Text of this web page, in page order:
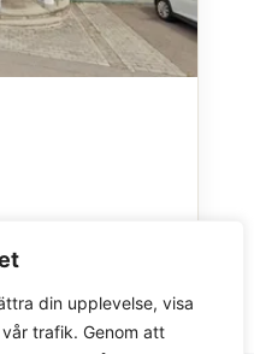
din upplevelse, visa
trafik. Genom att